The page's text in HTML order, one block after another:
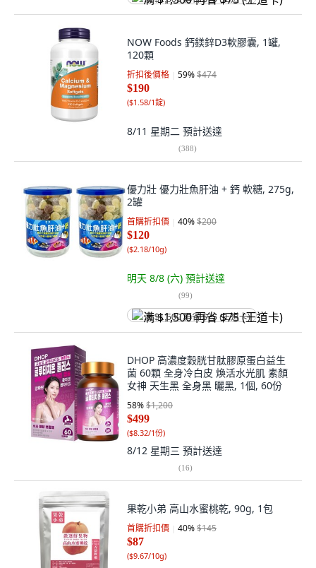
NOW Foods 鈣鎂鋅D3軟膠囊, 1罐,
120顆
折扣後價格 59%$474
$190
($1.58/1錠)
8/11 星期二 預計送達
(388)
優力壯 優力壯魚肝油 + 鈣 軟糖, 275g,
2罐
首購折扣價 40%$200
$120
($2.18/10g)
明天 8/8 (六) 預計送達
(99)
满 $1,500 再省 $75 (王道卡)
DHOP 高濃度穀胱甘肽膠原蛋白益生
菌 60顆 全身冷白皮 煥活水光肌 素顏
女神 天生黑 全身黑 曬黑, 1個, 60份
58%$1,200
$499
($8.32/1份)
8/12 星期三 預計送達
(16)
果乾小弟 高山水蜜桃乾, 90g, 1包
首購折扣價 40%$145
$87
($9.67/10g)